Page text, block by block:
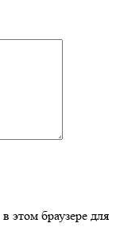
этом браузере для